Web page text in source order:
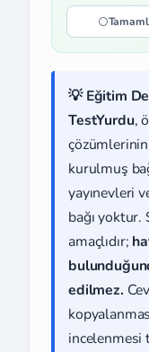
💡 Eğitim
TestYurdu,
çözümlerinin
kurulmuş
yayınevleri
bağı
amaçlıdır;
edilmez.
incelenmesi